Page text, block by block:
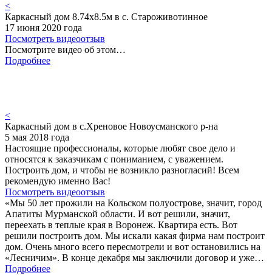
<
Каркасный дом 8.74х8.5м в с. Староживотинное
17 июня 2020 года
Посмотреть видеоотзыв
Посмотрите видео об этом…
Подробнее
<
Каркасный дом в с.Хреновое Новоусманского р-на
5 мая 2018 года
Настоящие профессионалы, которые любят свое дело и
относятся к заказчикам с пониманием, с уважением.
Построить дом, и чтобы не возникло разногласий! Всем
рекомендую именно Вас!
Посмотреть видеоотзыв
«Мы 50 лет прожили на Кольском полуострове, значит, город
Апатиты Мурманской области. И вот решили, значит,
переехать в теплые края в Воронеж. Квартира есть. Вот
решили построить дом. Мы искали какая фирма нам построит
дом. Очень много всего пересмотрели и вот остановились на
«Лесничим». В конце декабря мы заключили договор и уже…
Подробнее